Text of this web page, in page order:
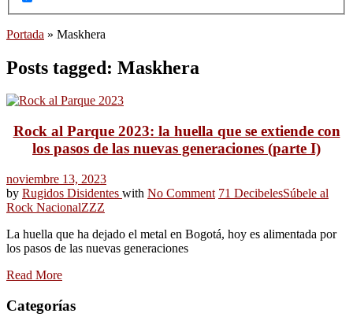
Portada » Maskhera
Posts tagged: Maskhera
Rock al Parque 2023: la huella que se extiende con
los pasos de las nuevas generaciones (parte I)
noviembre 13, 2023
by Rugidos Disidentes with No Comment 71 DecibelesSúbele al
Rock NacionalZZZ
La huella que ha dejado el metal en Bogotá, hoy es alimentada por
los pasos de las nuevas generaciones
Read More
Categorías